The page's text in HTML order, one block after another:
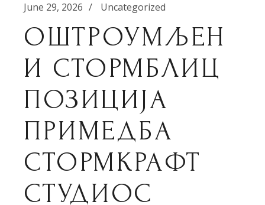
June 29, 2026 Uncategorized
ОШТРОУМЉЕН
И СТОРМБЛИЦ
ПОЗИЦИЈА
ПРИМЕДБА
СТОРМКРАФТ
СТУДИОС